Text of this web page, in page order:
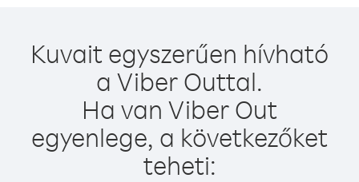
Kuvait egyszerűen hívható
a Viber Outtal.
Ha van Viber Out
egyenlege, a következőket
teheti: